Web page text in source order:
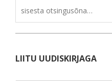
LIITU UUDISKIRJAGA